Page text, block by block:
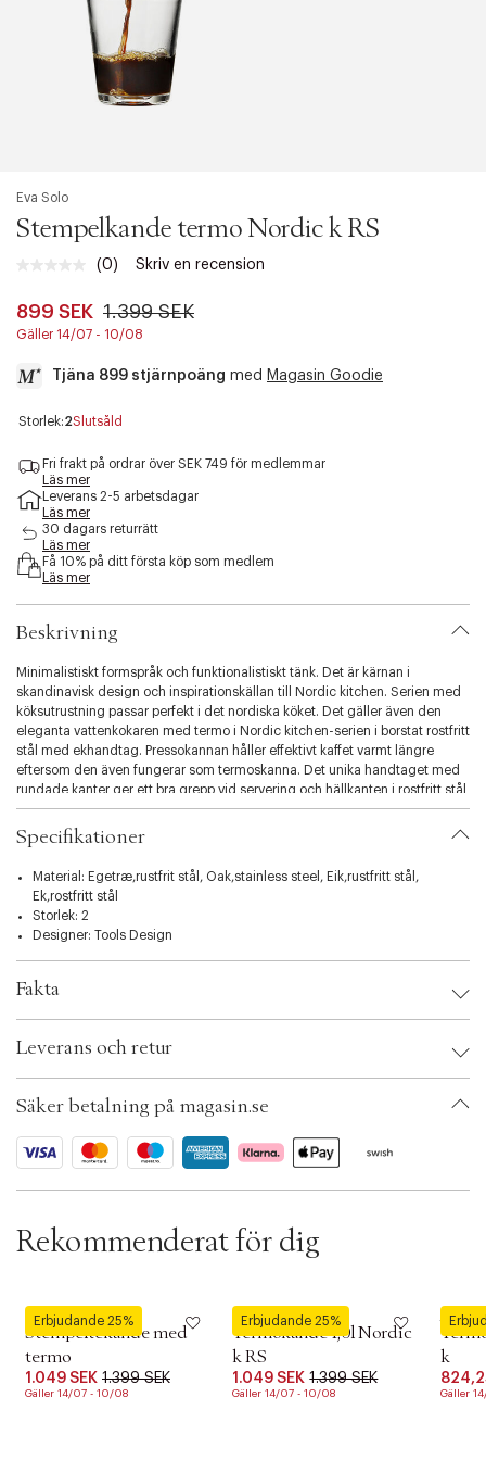
Eva Solo
Stempelkande termo Nordic k RS
Inget
Länk
till
samma
(0) Skriv en recension
899 SEK 1.399 SEK
Gäller 14/07 - 10/08
Tjäna 899 stjärnpoäng med Magasin Goodie
a
c
s
b
i
t
.
v
a
r
i
a
t
i
o
.
e
l
t
n
Storlek:2Slutsåld
Fri frakt på ordrar över SEK 749 för medlemmar
Läs mer
Leverans 2-5 arbetsdagar
Läs mer
30 dagars returrätt
Läs mer
Få 10% på ditt första köp som medlem
Läs mer
Beskrivning
Minimalistiskt formspråk och funktionalistiskt tänk. Det är kärnan i
skandinavisk design och inspirationskällan till Nordic kitchen. Serien med
köksutrustning passar perfekt i det nordiska köket. Det gäller även den
eleganta vattenkokaren med termo i Nordic kitchen-serien i borstat rostfritt
stål med ekhandtag. Pressokannan håller effektivt kaffet varmt längre
eftersom den även fungerar som termoskanna. Det unika handtaget med
rundade kanter ger ett bra grepp vid servering och hällkanten i rostfritt stål
gör den 100 % droppfri. Lätt att använda. Häll malda kaffebönor direkt i
kannan och fyll på med kokande vatten. Rör runt och placera kolven i
kannan. Låt dra i ca 4 minuter och tryck sedan ner kolven i botten. Sedan
är kaffet klart. Kolven tål maskindisk, och kannan ska diskas för hand på
grund av ekhandtaget.
Specifikationer
Material: Egetræ,rustfrit stål, Oak,stainless steel, Eik,rustfritt stål,
Ek,rostfritt stål
Storlek: 2
Designer: Tools Design
Fakta
EAN: 5706631182249
ID: ACTT41-0008
Leverans och retur
Säker betalning på magasin.se
Rekommenderat för dig
Erbjudande 25%
Eva Solo
Stempeltekande med
termo
1.049 SEK 1.399 SEK
Gäller 14/07 - 10/08
Erbjudande 25%
Eva Solo
Termokande 1,0l Nordic
k RS
1.049 SEK 1.399 SEK
Gäller 14/07 - 10/08
Eva
k
Gäller